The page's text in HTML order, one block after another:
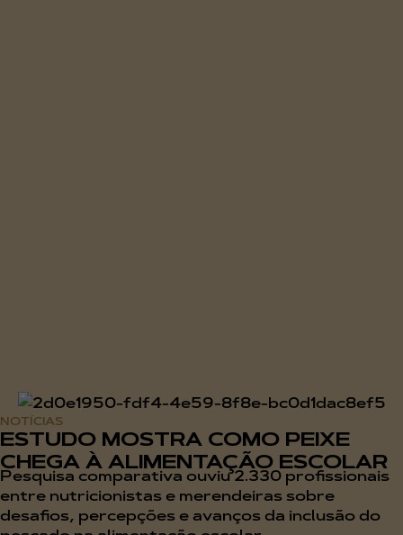
NOTÍCIAS
ESTUDO MOSTRA COMO PEIXE
CHEGA À ALIMENTAÇÃO ESCOLAR
Pesquisa comparativa ouviu 2.330 profissionais
entre nutricionistas e merendeiras sobre
desafios, percepções e avanços da inclusão do